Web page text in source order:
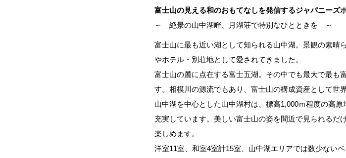
富士山の見える和のおもてなしを発信するジャパニーズ
～ 絶景の山中湖畔、月湖荘で特別なひとときを ～
富士山に最も近い湖として知られる山中湖。景観の素晴
やホテル・別荘地として愛されてきました。
富士山の麓に点在する富士五湖。その中でも最大で最も
す。相模川の源流でもあり、富士山の構成資産として世
山中湖を中心とした山中湖村は、標高1,000ｍ程度の高
充実しています。美しい富士山の姿を間近で見られるだ
楽しめます。
洋室11室、和室4室計15室、山中湖エリアでは数少ない